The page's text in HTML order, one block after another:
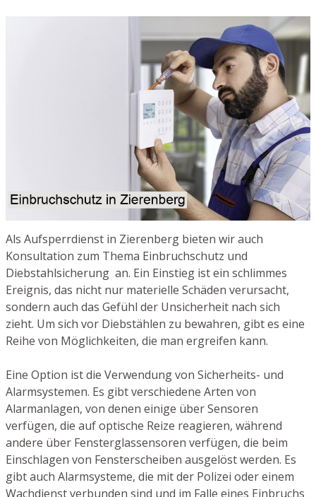
Als Aufsperrdienst in Zierenberg bieten wir auch
Konsultation zum Thema Einbruchschutz und
Diebstahlsicherung an. Ein Einstieg ist ein schlimmes
Ereignis, das nicht nur materielle Schäden verursacht,
sondern auch das Gefühl der Unsicherheit nach sich
zieht. Um sich vor Diebstählen zu bewahren, gibt es eine
Reihe von Möglichkeiten, die man ergreifen kann.
Eine Option ist die Verwendung von Sicherheits- und
Alarmsystemen. Es gibt verschiedene Arten von
Alarmanlagen, von denen einige über Sensoren
verfügen, die auf optische Reize reagieren, während
andere über Fensterglassensoren verfügen, die beim
Einschlagen von Fensterscheiben ausgelöst werden. Es
gibt auch Alarmsysteme, die mit der Polizei oder einem
Wachdienst verbunden sind und im Falle eines Einbruchs